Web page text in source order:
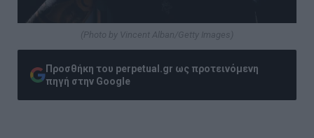
(Photo by Vincent Alban/Getty Images)
Προσθήκη του perpetual.gr ως προτεινόμενη
πηγή στην Google